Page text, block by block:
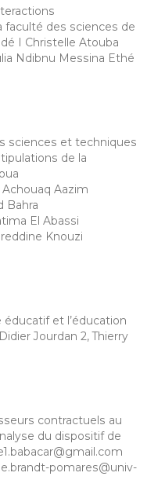
faculté des sciences de
I Christelle Atouba
Ndibnu Messina Ethé
sciences et techniques
de la
Aazim
Bahra
El Abassi
Knouzi
éducatif et l’éducation
Jourdan 2, Thierry
contractuels au
du dispositif de
pomares@univ-